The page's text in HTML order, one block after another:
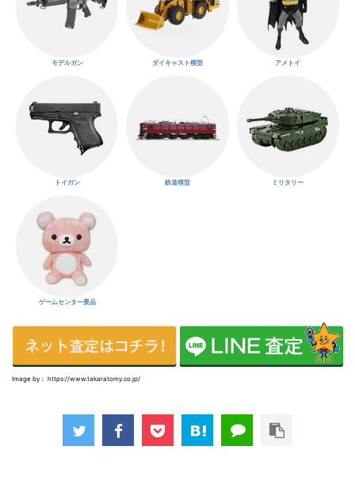
モデルガン ダイキャスト模型 アメトイ
トイガン 鉄道模型 ミリタリー
ゲームセンター景品
Image by： https://www.takaratomy.co.jp/